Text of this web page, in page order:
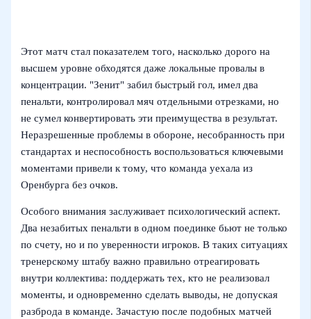
Этот матч стал показателем того, насколько дорого на
высшем уровне обходятся даже локальные провалы в
концентрации. "Зенит" забил быстрый гол, имел два
пенальти, контролировал мяч отдельными отрезками, но
не сумел конвертировать эти преимущества в результат.
Неразрешенные проблемы в обороне, несобранность при
стандартах и неспособность воспользоваться ключевыми
моментами привели к тому, что команда уехала из
Оренбурга без очков.
Особого внимания заслуживает психологический аспект.
Два незабитых пенальти в одном поединке бьют не только
по счету, но и по уверенности игроков. В таких ситуациях
тренерскому штабу важно правильно отреагировать
внутри коллектива: поддержать тех, кто не реализовал
моменты, и одновременно сделать выводы, не допуская
разброда в команде. Зачастую после подобных матчей